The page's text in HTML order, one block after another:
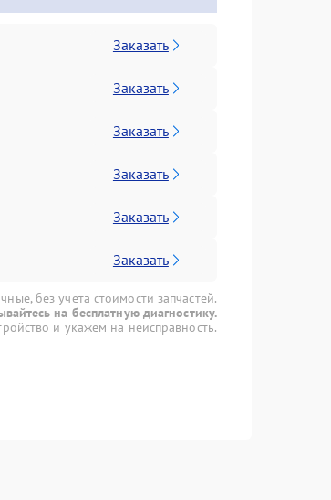
Заказать
Заказать
Заказать
Заказать
Заказать
Заказать
без учета стоимости запчастей.
на бесплатную диагностику.
и укажем на неисправность.